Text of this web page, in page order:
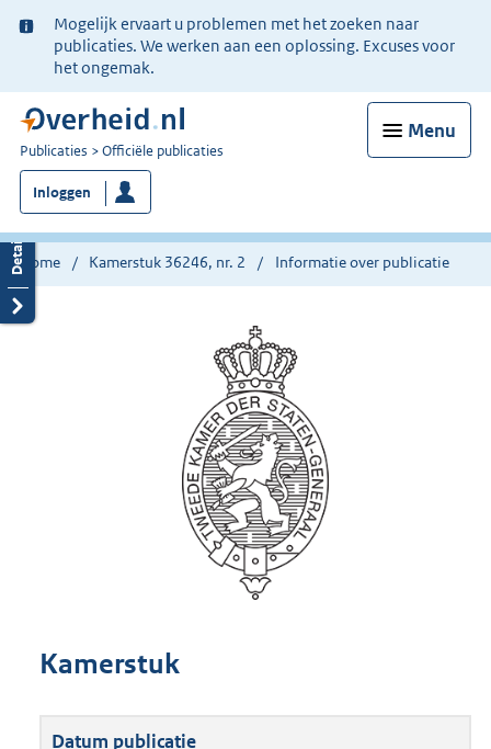
Ter
informatie:
Mogelijk ervaart u problemen met het zoeken naar
publicaties. We werken aan een oplossing. Excuses voor
het ongemak.
Menu
U
bent
nu
hier:
Publicaties Officiële publicaties
Inloggen
Home Kamerstuk 36246, nr. 2 Informatie over publicatie
Kamerstuk